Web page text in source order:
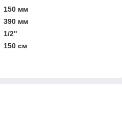
150 мм
390 мм
1/2"
150 см